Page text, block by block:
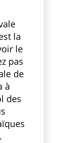
la
le
pas
de
à
des